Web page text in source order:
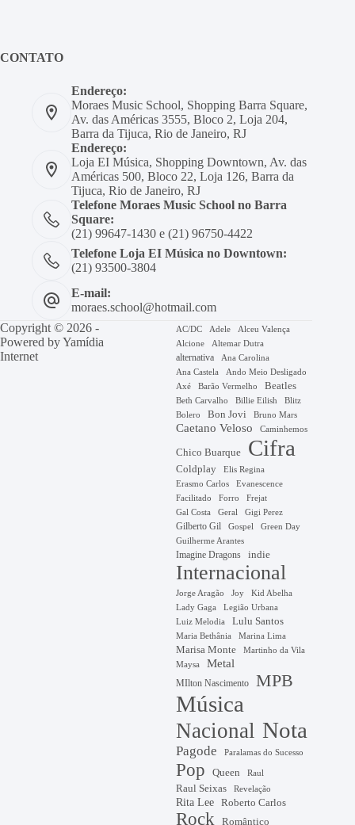
CONTATO
Endereço:
Moraes Music School, Shopping Barra Square,
Av. das Américas 3555, Bloco 2, Loja 204,
Barra da Tijuca, Rio de Janeiro, RJ
Endereço:
Loja EI Música, Shopping Downtown, Av. das
Américas 500, Bloco 22, Loja 126, Barra da
Tijuca, Rio de Janeiro, RJ
Telefone Moraes Music School no Barra
Square:
(21) 99647-1430 e (21) 96750-4422
Telefone Loja EI Música no Downtown:
(21) 93500-3804
E-mail:
moraes.school@hotmail.com
Copyright © 2026 -
Powered byYamídia
Internet
AC/DC Adele
Alceu Valença
Alcione
Altemar Dutra
alternativa
Ana Carolina
Ana Castela
Ando Meio Desligado
Axé Barão Vermelho Beatles
Beth Carvalho Billie Eilish
Blitz
Bolero
Bon Jovi Bruno Mars
Caetano Veloso Caminhemos
Chico Buarque Cifra
Coldplay
Elis Regina
Erasmo Carlos
Evanescence
Facilitado
Forro Frejat
Gal Costa Geral Gigi Perez
Gilberto Gil Gospel Green Day
Guilherme Arantes
Imagine Dragons indie
Internacional
Jorge Aragão Joy Kid Abelha
Lady Gaga
Legião Urbana
Luiz Melodia
Lulu Santos
Maria Bethânia Marina Lima
Marisa Monte
Martinho da Vila
Maysa
Metal
MIlton Nascimento MPB
Música
Nacional Nota
Pagode Paralamas do Sucesso
Pop Queen Raul
Raul Seixas Revelação
Rita Lee Roberto Carlos
Rock Romântico